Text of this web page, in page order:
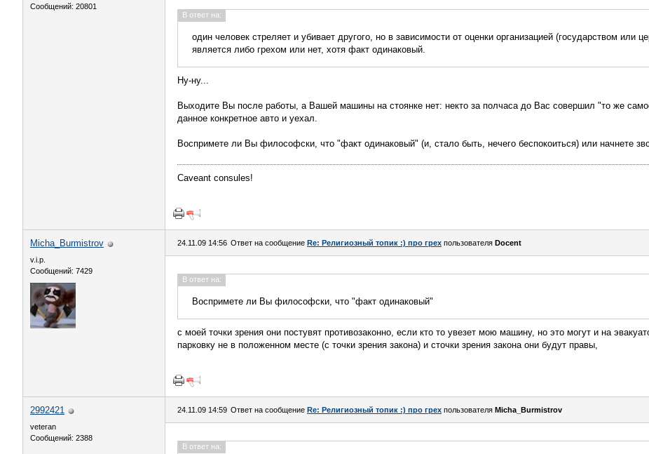
Сообщений: 20801
В ответ на:
один человек стреляет и убивает другого, но в зависимости от оценки организацией (государством или
является либо грехом или нет, хотя факт одинаковый.
Ну-ну...
Выходите Вы после работы, а Вашей машины на стоянке нет: некто за полчаса до Вас совершил "то же
данное конкретное авто и уехал.
Воспримете ли Вы философски, что "факт одинаковый" (и, стало быть, нечего беспокоиться) или начнете
Caveant consules!
Micha_Burmistrov
v.i.p.
Сообщений: 7429
24.11.09 14:56 Ответ на сообщение Re: Религиозный топик :) про грех пользователя Docent
В ответ на:
Воспримете ли Вы философски, что "факт одинаковый"
с моей точки зрения они постувят противозаконно, если кто то увезет мою машину, но это могут и на
парковку не в положенном месте (с точки зрения закона) и сточки зрения закона они будут правы,
2992421
veteran
Сообщений: 2388
24.11.09 14:59 Ответ на сообщение Re: Религиозный топик :) про грех пользователя Micha_Burmistrov
В ответ на: